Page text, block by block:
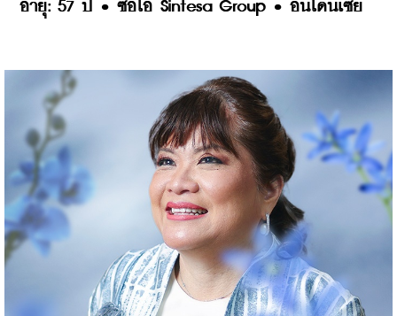
อายุ: 57 ปี • ซีอีโอ Sintesa Group • อินโดนีเซีย